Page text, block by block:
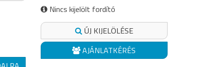
Nincs kijelölt fordító
ÚJ KIJELÖLÉSE
AJÁNLATKÉRÉS